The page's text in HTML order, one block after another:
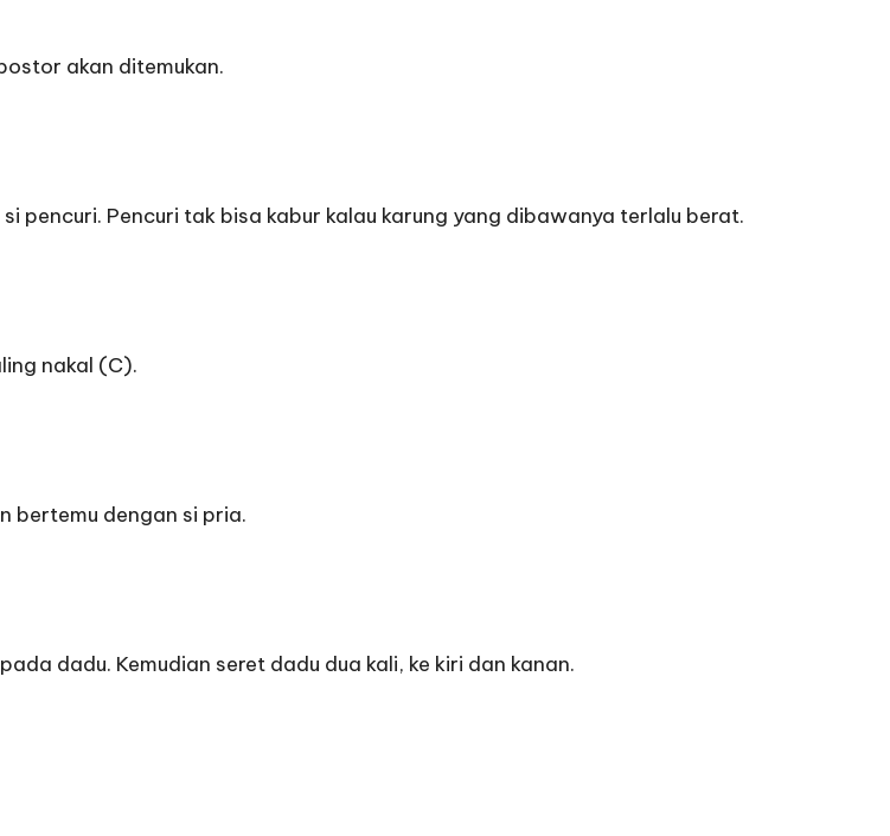
akan ditemukan.
pencuri. Pencuri tak bisa kabur kalau karung yang dibawanya terlalu berat.
nakal (C).
bertemu dengan si pria.
dadu. Kemudian seret dadu dua kali, ke kiri dan kanan.